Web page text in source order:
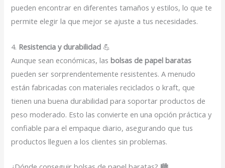
pueden encontrar en diferentes tamaños y estilos, lo que te
permite elegir la que mejor se ajuste a tus necesidades.
4. Resistencia y durabilidad 💪
Aunque sean económicas, lasbolsas de papel baratas
pueden ser sorprendentemente resistentes. A menudo
están fabricadas con materiales reciclados o kraft, que
tienen una buena durabilidad para soportar productos de
peso moderado. Esto las convierte en una opción práctica y
confiable para el empaque diario, asegurando que tus
productos lleguen a los clientes sin problemas.